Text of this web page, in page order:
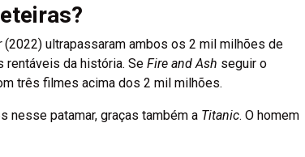
(2022) ultrapassaram ambos os 2 mil milhões de
da história. Se Fire and Ash seguir o
três filmes acima dos 2 mil milhões.
nesse patamar, graças também a Titanic. O homem